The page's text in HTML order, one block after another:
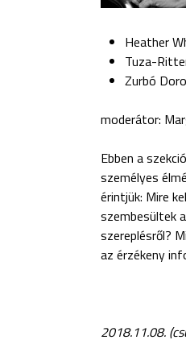
Heather
Tuza-
Zurbó
moderátor:
Ebben a
személyes
érintjük: Mire
szembesültek
szereplésről?
az érzékeny
2018.11.08.